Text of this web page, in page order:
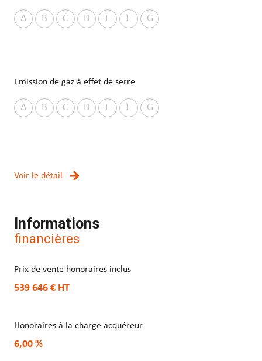
A B C D E F G
Emission de gaz à effet de serre
A B C D E F G
Voir le détail
Informations
financières
Prix de vente honoraires inclus
539 646 € HT
Honoraires à la charge acquéreur
6,00 %